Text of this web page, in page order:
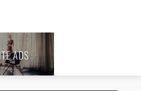
ADS